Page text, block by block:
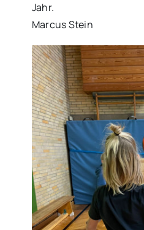
Jahr.
Marcus Stein